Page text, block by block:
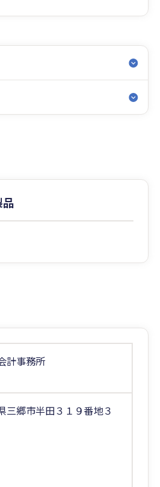
計事務所
三郷市半田３１９番地３